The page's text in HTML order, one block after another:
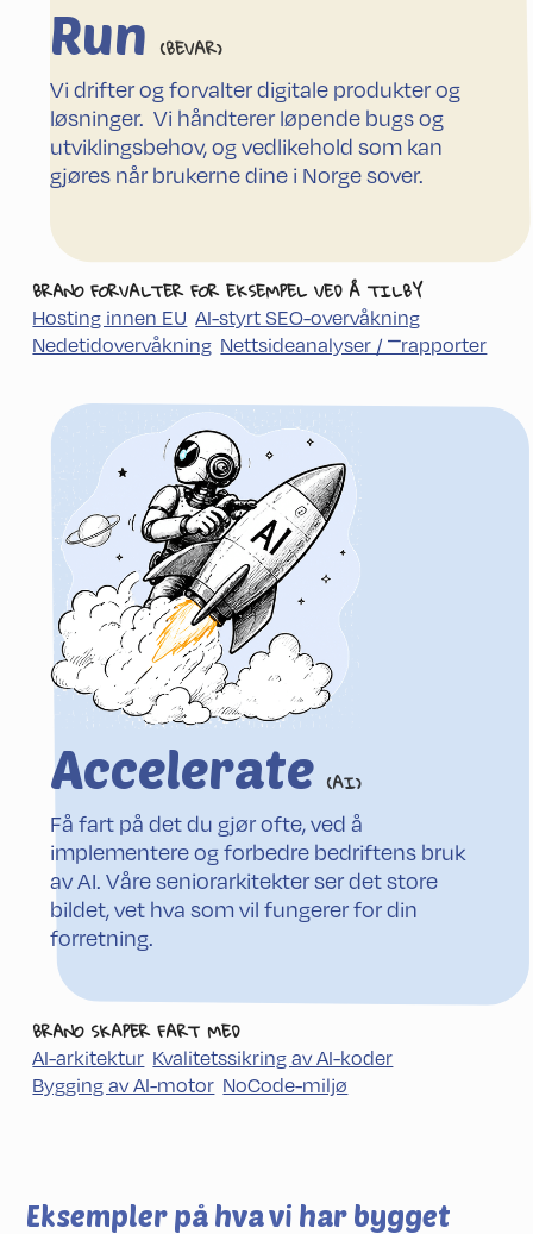
Run (BEVAR)
Vi drifter og forvalter digitale produkter og
løsninger. Vi håndterer løpende bugs og
utviklingsbehov, og vedlikehold som kan
gjøres når brukerne dine i Norge sover.
BRANO FORVALTER FOR EKSEMPEL VED Å TILBY
Hosting innen EU AI-styrt SEO-overvåkning
Nedetid­overvåkning Nettside­analyser / ⎻rapporter
Accelerate (AI)
Få fart på det du gjør ofte, ved å
implementere og forbedre bedriftens bruk
av AI. Våre seniorarkitekter ser det store
bildet, vet hva som vil fungerer for din
forretning.
BRANO SKAPER FART MED
AI-arkitektur Kvalitets­sikring av AI-koder
Bygging av AI-motor NoCode-miljø
Eksempler på hva vi har bygget